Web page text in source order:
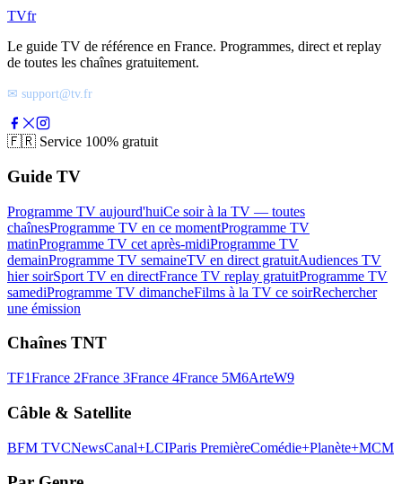
TVfr
Le guide TV de référence en France. Programmes, direct et replay
de toutes les chaînes gratuitement.
✉ support@tv.fr
🇫🇷 Service 100% gratuit
Guide TV
Programme TV aujourd'huiCe soir à la TV — toutes
chaînesProgramme TV en ce momentProgramme TV
matinProgramme TV cet après-midiProgramme TV
demainProgramme TV semaineTV en direct gratuitAudiences TV
hier soirSport TV en directFrance TV replay gratuitProgramme TV
samediProgramme TV dimancheFilms à la TV ce soirRechercher
une émission
Chaînes TNT
TF1France 2France 3France 4France 5M6ArteW9
Câble & Satellite
BFM TVCNewsCanal+LCIParis PremièreComédie+Planète+MCM